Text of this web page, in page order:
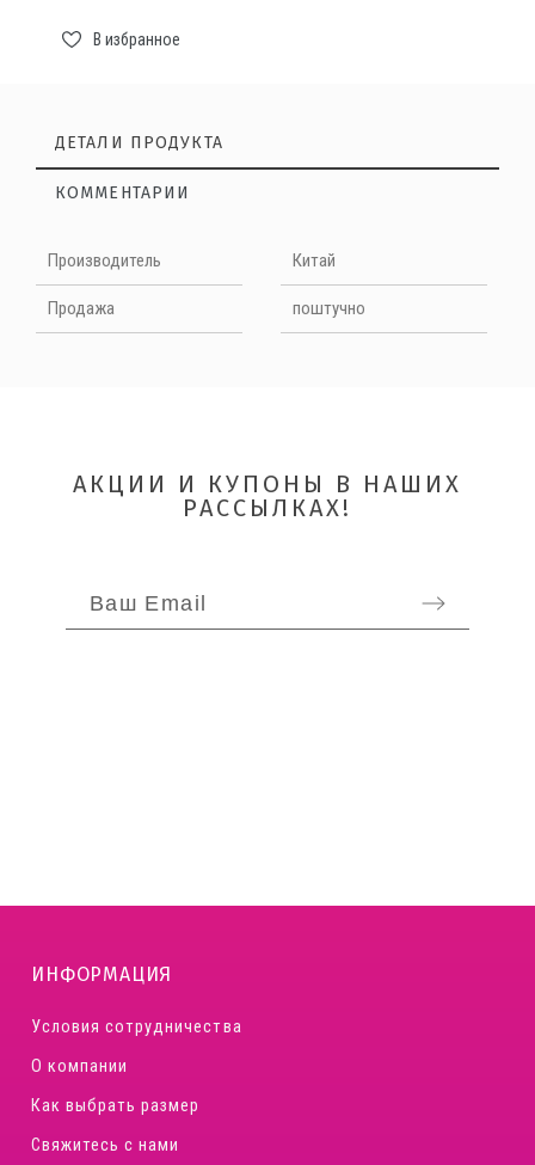
В избранное
ДЕТАЛИ ПРОДУКТА
КОММЕНТАРИИ
Производитель Китай
Продажа поштучно
Нет отзывов на данный момент
НАПИШИТЕ ОТЗЫВ
АКЦИИ И КУПОНЫ В НАШИХ
РАССЫЛКАХ!
ИНФОРМАЦИЯ
Условия сотрудничества
О компании
Как выбрать размер
Свяжитесь с нами